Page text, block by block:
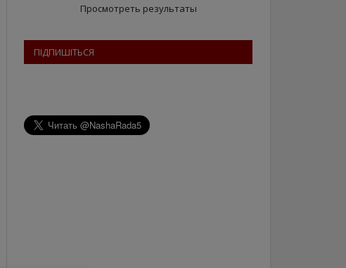
Просмотреть результаты
ПІДПИШІТЬСЯ